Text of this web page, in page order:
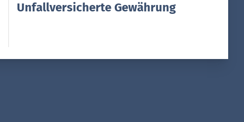
Unfallversicherte Gewährung